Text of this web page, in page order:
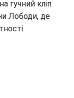
гучний кліп
Лободи, де